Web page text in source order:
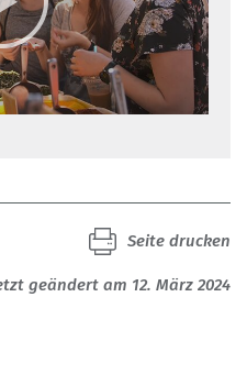
geändert am 12. März 2024
Seite drucken